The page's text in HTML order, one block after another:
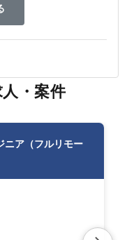
・案件
ニア（フルリモー